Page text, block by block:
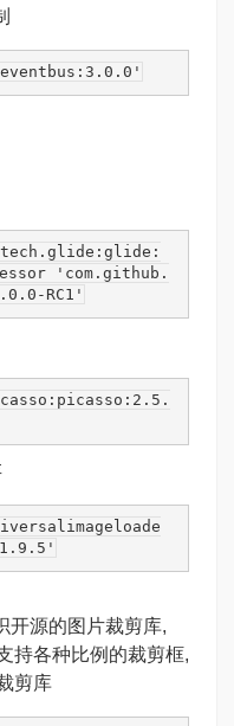
'com.github.
RC1'
开源的图片裁剪库,
持各种比例的裁剪框,
剪库